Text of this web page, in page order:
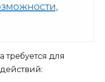
требуется для